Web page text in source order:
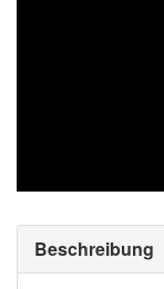
Beschreibung